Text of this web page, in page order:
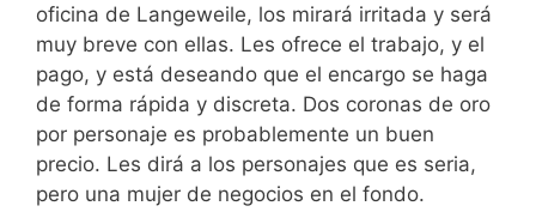
oficina de Langeweile, los mirará irritada y será
muy breve con ellas. Les ofrece el trabajo, y el
pago, y está deseando que el encargo se haga
de forma rápida y discreta. Dos coronas de oro
por personaje es probablemente un buen
precio. Les dirá a los personajes que es seria,
pero una mujer de negocios en el fondo.